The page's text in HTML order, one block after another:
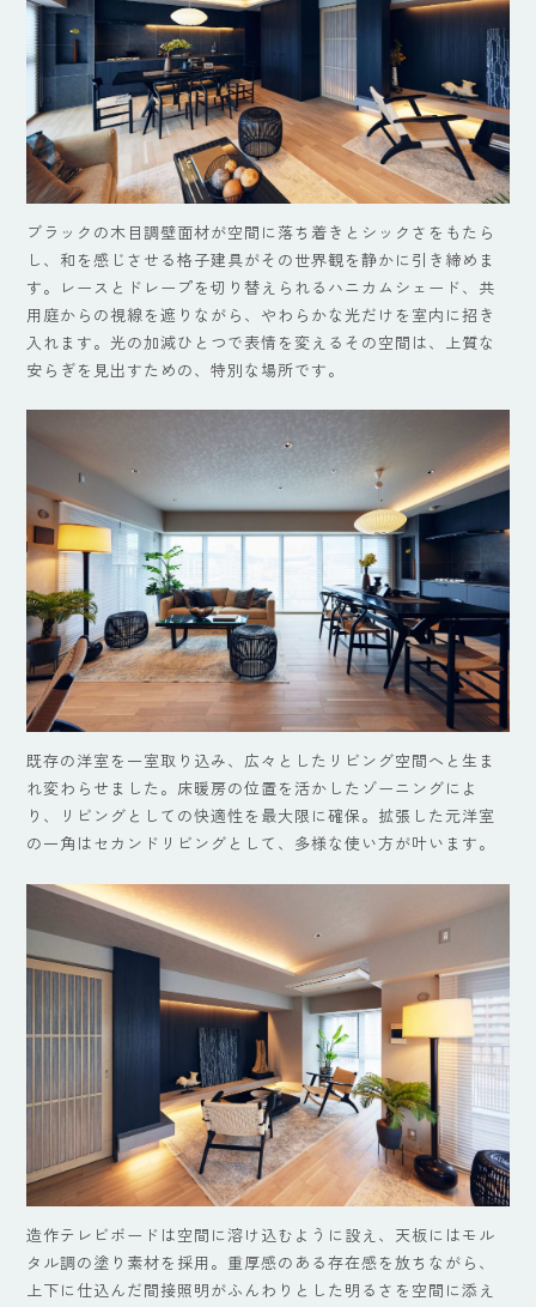
ブラックの木目調壁面材が空間に落ち着きとシックさをもたら
し、和を感じさせる格子建具がその世界観を静かに引き締めま
す。レースとドレープを切り替えられるハニカムシェード、共
用庭からの視線を遮りながら、やわらかな光だけを室内に招き
入れます。光の加減ひとつで表情を変えるその空間は、上質な
安らぎを見出すための、特別な場所です。
既存の洋室を一室取り込み、広々としたリビング空間へと生ま
れ変わらせました。床暖房の位置を活かしたゾーニングによ
り、リビングとしての快適性を最大限に確保。拡張した元洋室
の一角はセカンドリビングとして、多様な使い方が叶います。
造作テレビボードは空間に溶け込むように設え、天板にはモル
タル調の塗り素材を採用。重厚感のある存在感を放ちながら、
上下に仕込んだ間接照明がふんわりとした明るさを空間に添え